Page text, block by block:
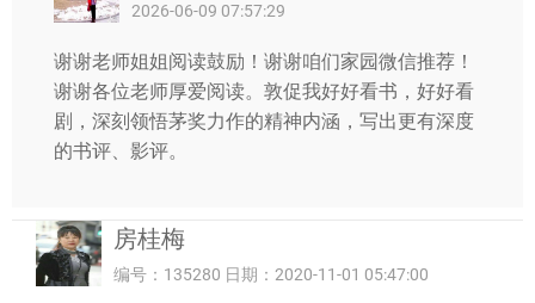
2026-06-09 07:57:29
谢谢老师姐姐阅读鼓励！谢谢咱们家园微信推荐！
谢谢各位老师厚爱阅读。敦促我好好看书，好好看
剧，深刻领悟茅奖力作的精神内涵，写出更有深度
的书评、影评。
房桂梅
编号：135280 日期：2020-11-01 05:47:00